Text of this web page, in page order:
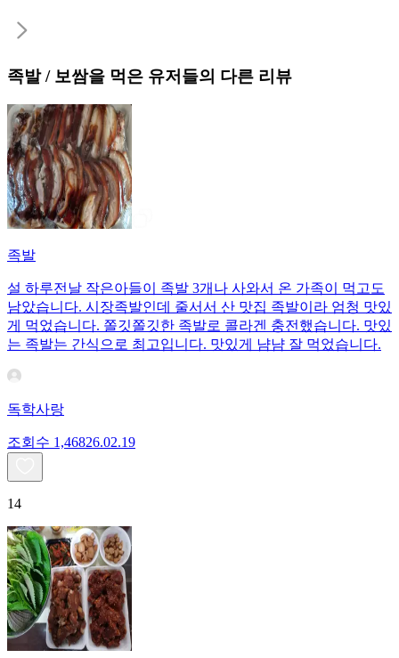
족발 / 보쌈을 먹은 유저들의 다른 리뷰
족발
설 하루전날 작은아들이 족발 3개나 사와서 온 가족이 먹고도
남았습니다. 시장족발인데 줄서서 산 맛집 족발이라 엄청 맛있
게 먹었습니다. 쫄깃쫄깃한 족발로 콜라겐 충전했습니다. 맛있
는 족발는 간식으로 최고입니다. 맛있게 냠냠 잘 먹었습니다.
독학사랑
조회수 1,46826.02.19
14